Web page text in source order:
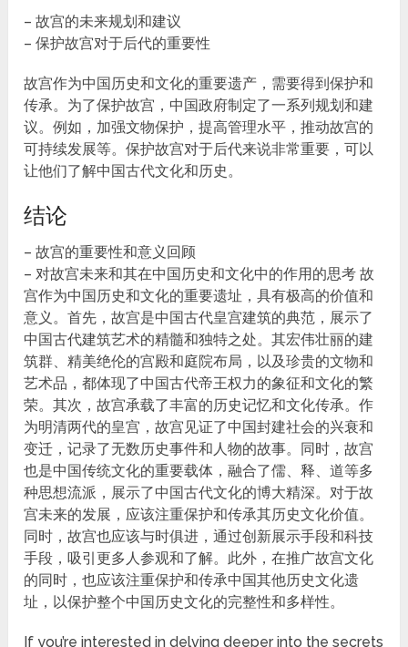
– 故宫的未来规划和建议
– 保护故宫对于后代的重要性
故宫作为中国历史和文化的重要遗产，需要得到保护和
传承。为了保护故宫，中国政府制定了一系列规划和建
议。例如，加强文物保护，提高管理水平，推动故宫的
可持续发展等。保护故宫对于后代来说非常重要，可以
让他们了解中国古代文化和历史。
结论
– 故宫的重要性和意义回顾
– 对故宫未来和其在中国历史和文化中的作用的思考 故
宫作为中国历史和文化的重要遗址，具有极高的价值和
意义。首先，故宫是中国古代皇宫建筑的典范，展示了
中国古代建筑艺术的精髓和独特之处。其宏伟壮丽的建
筑群、精美绝伦的宫殿和庭院布局，以及珍贵的文物和
艺术品，都体现了中国古代帝王权力的象征和文化的繁
荣。其次，故宫承载了丰富的历史记忆和文化传承。作
为明清两代的皇宫，故宫见证了中国封建社会的兴衰和
变迁，记录了无数历史事件和人物的故事。同时，故宫
也是中国传统文化的重要载体，融合了儒、释、道等多
种思想流派，展示了中国古代文化的博大精深。对于故
宫未来的发展，应该注重保护和传承其历史文化价值。
同时，故宫也应该与时俱进，通过创新展示手段和科技
手段，吸引更多人参观和了解。此外，在推广故宫文化
的同时，也应该注重保护和传承中国其他历史文化遗
址，以保护整个中国历史文化的完整性和多样性。
If you’re interested in delving deeper into the secrets